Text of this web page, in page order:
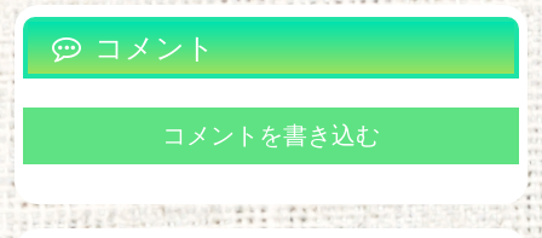
コメント
コメントを書き込む